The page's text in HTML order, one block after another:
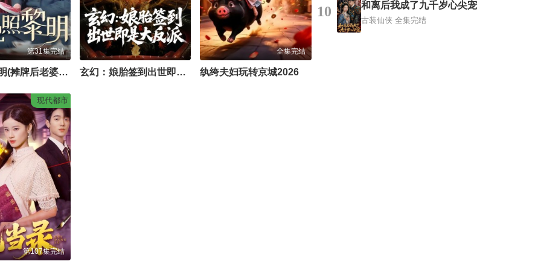
第31集完结
月色照黎明(摊牌后老婆悔不当初) 玄幻：娘胎签到出世即是大反派.
全集完结
纨绔夫妇玩转京城2026
现代都市
第107集完结
10 和离后我成了九千岁心尖宠
古装仙侠 全集完结